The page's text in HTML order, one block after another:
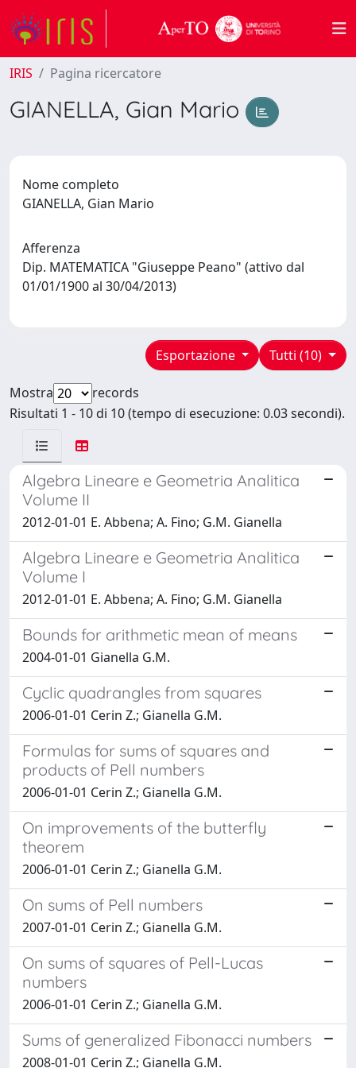
IRIS Pagina ricercatore
GIANELLA, Gian Mario
Nome completo
GIANELLA, Gian Mario
Afferenza
Dip. MATEMATICA "Giuseppe Peano" (attivo dal
01/01/1900 al 30/04/2013)
Tutti (10)
Esportazione
Mostra
records
Risultati 1 - 10 di 10 (tempo di esecuzione: 0.03 secondi).
Algebra Lineare e Geometria Analitica
Volume II
2012-01-01 E. Abbena; A. Fino; G.M. Gianella
Algebra Lineare e Geometria Analitica
Volume I
2012-01-01 E. Abbena; A. Fino; G.M. Gianella
Bounds for arithmetic mean of means
2004-01-01 Gianella G.M.
Cyclic quadrangles from squares
2006-01-01 Cerin Z.; Gianella G.M.
Formulas for sums of squares and
products of Pell numbers
2006-01-01 Cerin Z.; Gianella G.M.
On improvements of the butterfly
theorem
2006-01-01 Cerin Z.; Gianella G.M.
On sums of Pell numbers
2007-01-01 Cerin Z.; Gianella G.M.
On sums of squares of Pell-Lucas
numbers
2006-01-01 Cerin Z.; Gianella G.M.
Sums of generalized Fibonacci numbers
2008-01-01 Cerin Z.; Gianella G.M.